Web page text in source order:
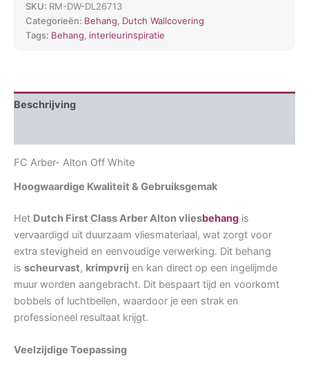
SKU: RM-DW-DL26713
Categorieën: Behang, Dutch Wallcovering
Tags: Behang, interieurinspiratie
Beschrijving
FC Arber- Alton Off White
Hoogwaardige Kwaliteit & Gebruiksgemak
Het Dutch First Class Arber Alton vliesbehang is
vervaardigd uit duurzaam vliesmateriaal, wat zorgt voor
extra stevigheid en eenvoudige verwerking. Dit behang
is scheurvast, krimpvrij en kan direct op een ingelijmde
muur worden aangebracht. Dit bespaart tijd en voorkomt
bobbels of luchtbellen, waardoor je een strak en
professioneel resultaat krijgt.
Veelzijdige Toepassing